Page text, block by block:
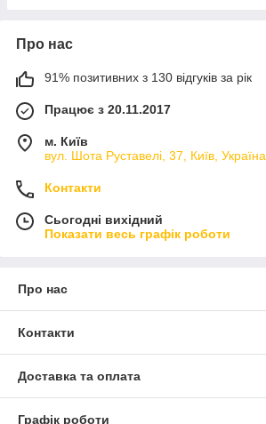
Про нас
91% позитивних з 130 відгуків за рік
Працює з 20.11.2017
м. Київ
вул. Шота Руставелі, 37, Київ, Україна
Контакти
Сьогодні вихідний
Показати весь графік роботи
Про нас
Контакти
Доставка та оплата
Графік роботи